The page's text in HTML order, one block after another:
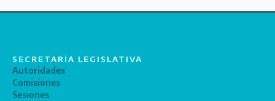
SECRETARÍA LEGISLATIVA
Autoridades
Comisiones
Sesiones